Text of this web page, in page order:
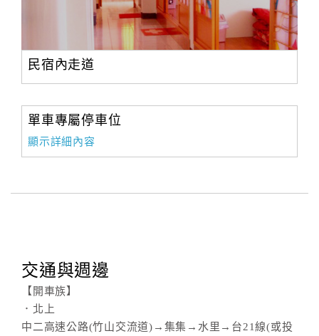
民宿內走道
單車專屬停車位
顯示詳細內容
交通與週邊
【開車族】
．北上
中二高速公路(竹山交流道)→集集→水里→台21線(或投